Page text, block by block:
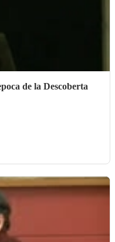
de la Descoberta